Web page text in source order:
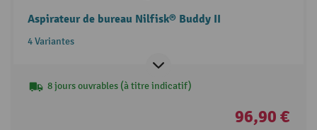
Aspirateur de bureau Nilfisk® Buddy II
4 Variantes
8 jours ouvrables (à titre indicatif)
96,90 €